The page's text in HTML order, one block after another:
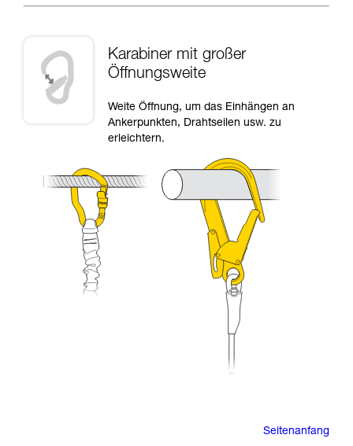
Karabiner mit großer
Öffnungsweite
Weite Öffnung, um das Einhängen an
Ankerpunkten, Drahtseilen usw. zu
erleichtern.
Seitenanfang